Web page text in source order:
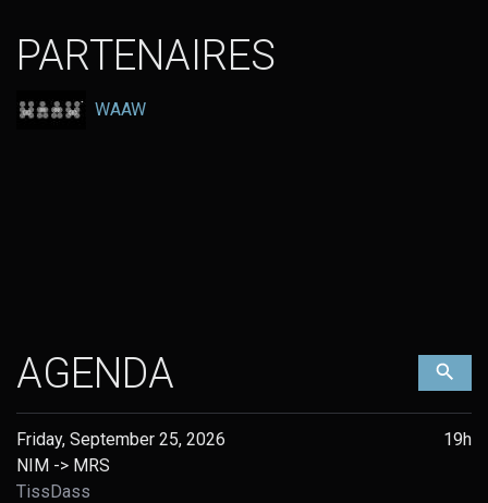
PARTENAIRES
WAAW
AGENDA
Friday, September 25, 2026
19h
NIM -> MRS
TissDass